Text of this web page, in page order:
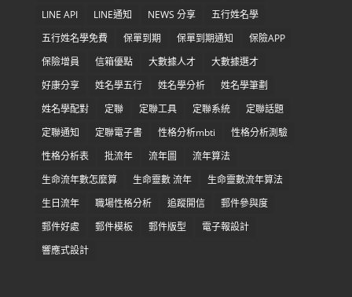
LINE API
LINE通知 NEWS 分享
五行姓名學
五行姓名學免費
保單到期 保單到期通知
保險APP
保險增員
信箱優點 大數據人才
大數據選才
好康分享
姓名學五行 姓名學分析
姓名學筆劃
姓名學配對
定聯 定聯工具 定聯系統
定聯話題
定聯通知
定聯電子書 性格分析mbti
性格分析測驗
性格分析表
批流年 流年圖
流年算法
生命流年數怎麼算
生命靈數 流年
生命靈數流年算法
生日流年
職場性格分析 追蹤開信
郵件參與度
郵件好處
郵件模板 郵件版型
電子報設計
響應式設計